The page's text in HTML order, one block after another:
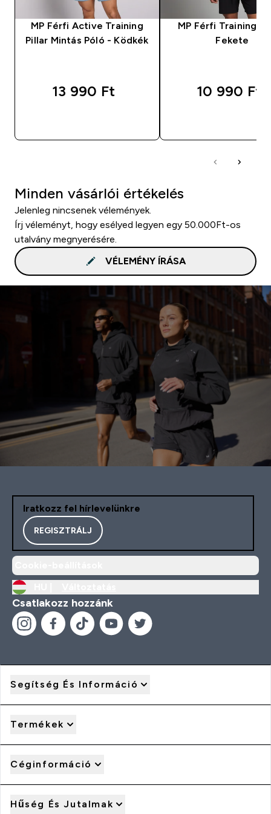
MP Férfi Active Training
Pillar Mintás Póló - Ködkék
13 990 Ft‎
MP Férfi Training
Fekete
10 990 Ft‎
Minden vásárlói értékelés
Jelenleg nincsenek vélemények.
Írj véleményt, hogy esélyed legyen egy 50.000Ft-os
utalvány megnyerésére.
VÉLEMÉNY ÍRÁSA
Iratkozz fel hírlevelünkre
REGISZTRÁLJ
Csatlakozz hozzánk
Segítség És Információ
Termékek
Céginformáció
Hűség És Jutalmak